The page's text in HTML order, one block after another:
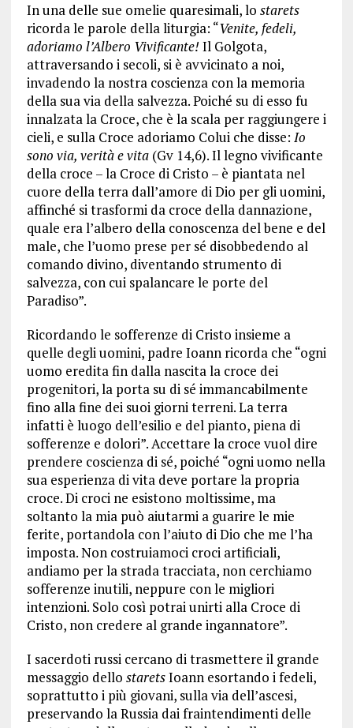
In una delle sue omelie quaresimali, lo starets
ricorda le parole della liturgia: “Venite, fedeli,
adoriamo l’Albero Vivificante!Il Golgota,
attraversando i secoli, si è avvicinato a noi,
invadendo la nostra coscienza con la memoria
della sua via della salvezza. Poiché su di esso fu
innalzata la Croce, che è la scala per raggiungere i
cieli, e sulla Croce adoriamo Colui che disse: Io
sono via, verità e vita(Gv 14,6). Il legno vivificante
della croce – la Croce di Cristo – è piantata nel
cuore della terra dall’amore di Dio per gli uomini,
affinché si trasformi da croce della dannazione,
quale era l’albero della conoscenza del bene e del
male, che l’uomo prese per sé disobbedendo al
comando divino, diventando strumento di
salvezza, con cui spalancare le porte del
Paradiso”.
Ricordando le sofferenze di Cristo insieme a
quelle degli uomini, padre Ioann ricorda che “ogni
uomo eredita fin dalla nascita la croce dei
progenitori, la porta su di sé immancabilmente
fino alla fine dei suoi giorni terreni. La terra
infatti è luogo dell’esilio e del pianto, piena di
sofferenze e dolori”. Accettare la croce vuol dire
prendere coscienza di sé, poiché “ogni uomo nella
sua esperienza di vita deve portare la propria
croce. Di croci ne esistono moltissime, ma
soltanto la mia può aiutarmi a guarire le mie
ferite, portandola con l’aiuto di Dio che me l’ha
imposta. Non costruiamoci croci artificiali,
andiamo per la strada tracciata, non cerchiamo
sofferenze inutili, neppure con le migliori
intenzioni. Solo così potrai unirti alla Croce di
Cristo, non credere al grande ingannatore”.
I sacerdoti russi cercano di trasmettere il grande
messaggio dello staretsIoann esortando i fedeli,
soprattutto i più giovani, sulla via dell’ascesi,
preservando la Russia dai fraintendimenti delle